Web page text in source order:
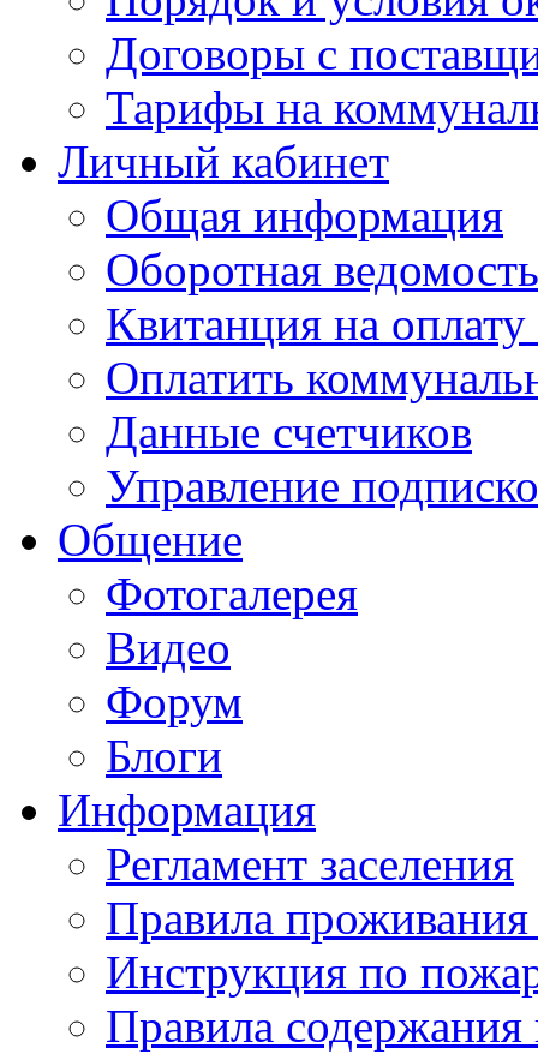
Договоры с
Тарифы на
Личный кабинет
Общая информация
Оборотная ведомость
Квитанция на
Оплатить
Данные счетчиков
Управление
Общение
Фотогалерея
Видео
Форум
Блоги
Информация
Регламент заселения
Правила
Инструкция по
Правила